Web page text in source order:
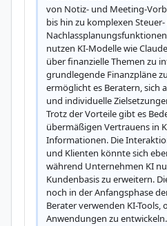
von Notiz- und Meeting-
bis hin zu komplexen
nutzen KI-Modelle wie
über finanzielle Themen zu
grundlegende Finanzpläne
ermöglicht es Beratern, sich
und individuelle
Trotz der Vorteile gibt es
übermäßigen Vertrauens in
Informationen. Die
und Klienten könnte sich
während Unternehmen KI
Kundenbasis zu erweitern.
noch in der Anfangsphase
Berater verwenden KI-Tools,
Anwendungen zu